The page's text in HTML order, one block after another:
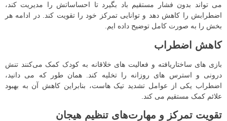
می تواند بدون فشار مستقیم باد بگیرد تا احساساتش را مدیریت کند،
اضطرابش را کاهش دهد و توانایی تمرکز خود را تقویت کند. در ادامه هر
بخش را به صورت کامل توضیح داده ایم.
کاهش اضطراب
بازی‌ های ساختاریافته و فعالیت‌ های خلاقانه به کودک کمک می‌کنند تنش
درونی و استرس‌ های روزانه را تخلیه کند. همان طور که می دانید،
اضطراب یکی از عوامل تشدید تیک‌ هاست، بنابراین کاهش آن به بهبود
علائم کمک مستقیم می‌ کند.
تقویت تمرکز و مهارت‌های تنظیم هیجان